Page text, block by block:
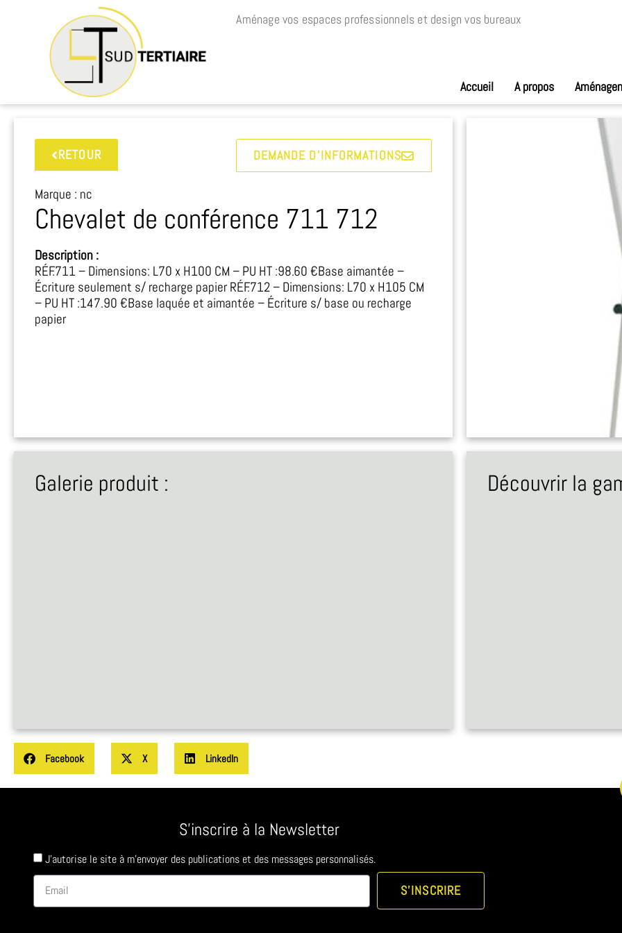
Aménage vos espaces professionnels et design vos bureaux
Accueil A propos
RETOUR DEMANDE D'INFORMATIONS
Marque : nc
Chevalet de conférence 711 712
Description :
RÉF.711 – Dimensions: L70 x H100 CM – PU HT :98.60 €Base aimantée –
Écriture seulement s/ recharge papier RÉF.712 – Dimensions: L70 x H105 CM
– PU HT :147.90 €Base laquée et aimantée – Écriture s/ base ou recharge
papier
Galerie produit : Découvrir la
Facebook X LinkedIn
S'inscrire à la Newsletter
J'autorise le site à m'envoyer des publications et des messages personnalisés.
S'INSCRIRE